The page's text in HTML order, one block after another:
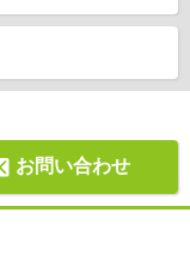
お問い合わせ